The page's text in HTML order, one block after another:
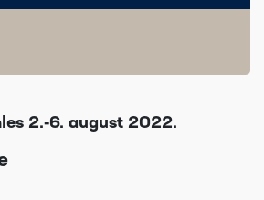
2.-6. august 2022.